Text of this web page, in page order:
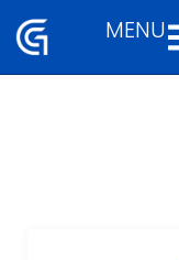
Aller
MENU